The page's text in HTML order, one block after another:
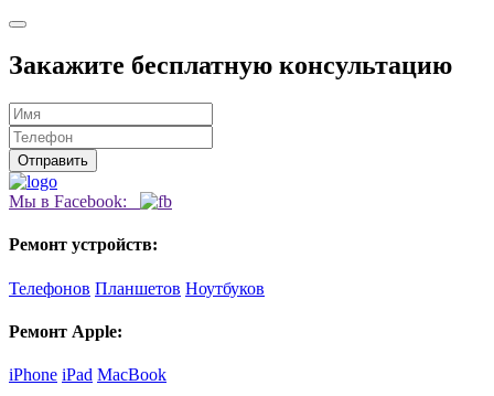
Закажите бесплатную консультацию
Мы в Facebook:
Ремонт устройств:
Телефонов Планшетов Ноутбуков
Ремонт Apple:
iPhone iPad MacBook